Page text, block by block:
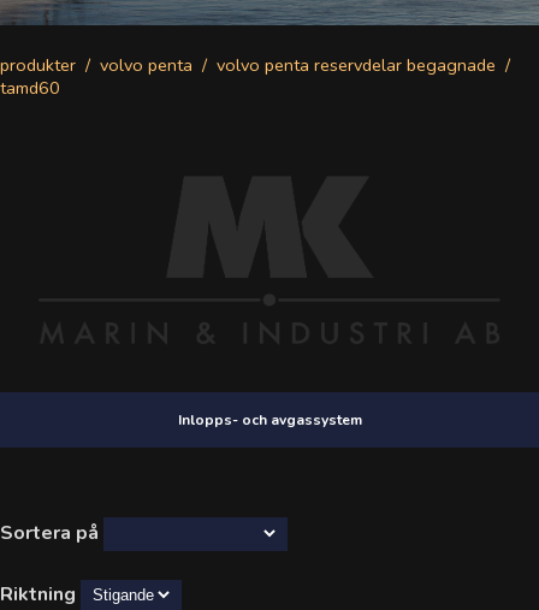
produkter volvo penta
volvo penta reservdelar begagnade
tamd60
Inlopps- och avgassystem
Sortera på
Riktning